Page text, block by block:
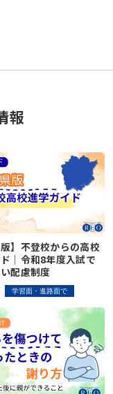
報
版】不登校からの高校
｜令和8年度入試で
配慮制度
学習面・進路面で